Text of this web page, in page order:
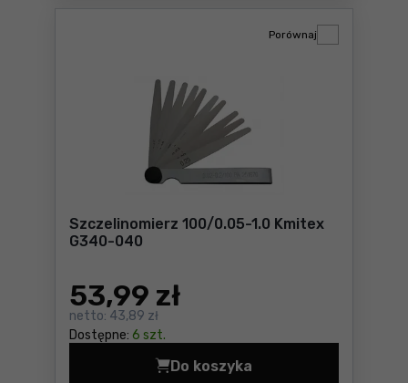
Szczelinomierz 100/0.05-1.0 Kmitex
G340-040
53,99 zł
netto: 43,89 zł
Dostępne: 6 szt.
Porównaj
Do koszyka
Szczelinomierz 100/0.05-